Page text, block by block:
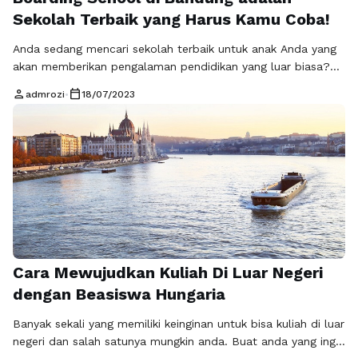
Sekolah Terbaik yang Harus Kamu Coba!
Anda sedang mencari sekolah terbaik untuk anak Anda yang
akan memberikan pengalaman pendidikan yang luar biasa?
School di Bandung adalah pilihan yang tepat untuk Anda!
Dengan kualitas pendidikan yang unggul dan lingkungan
belajar yang menarik, sekolah asrama ini menawarkan
pengalaman pendidikan yang tak tertandingi yang akan …
Baca Selengkapnya
person admrozi• calendar_today18/07/2023
Cara Mewujudkan Kuliah Di Luar Negeri
dengan Beasiswa Hungaria
Banyak sekali yang memiliki keinginan untuk bisa kuliah di luar
negeri dan salah satunya mungkin anda. Buat anda yang ingin